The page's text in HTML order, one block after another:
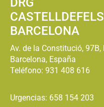
BARCELONA
Av. de la Constitució,
Barcelona, España
Teléfono: 931 408 616
Urgencias: 658 154 203